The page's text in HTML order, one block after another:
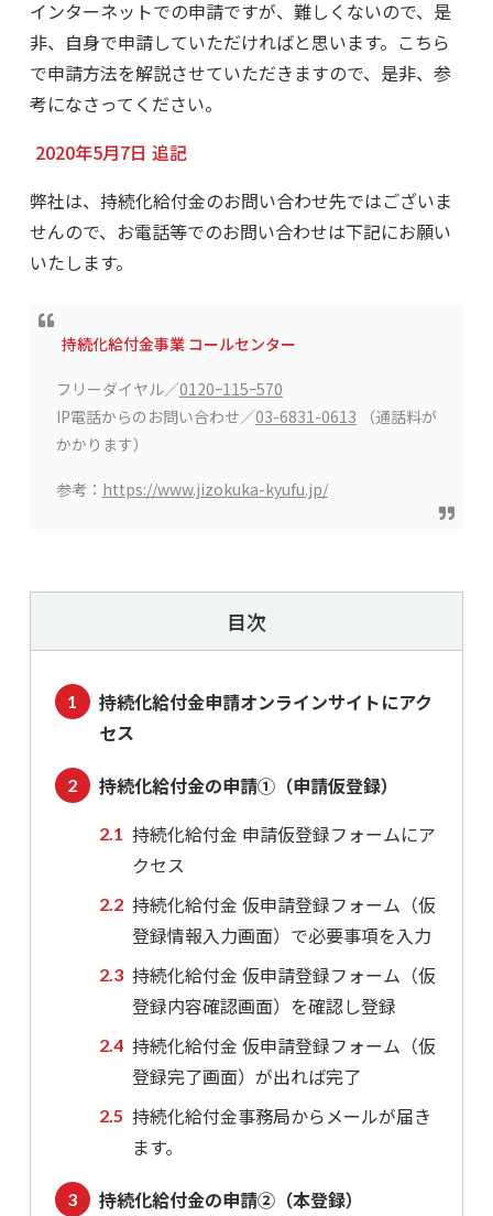
インターネットでの申請ですが、難しくないので、是
非、自身で申請していただければと思います。こちら
で申請方法を解説させていただきますので、是非、参
考になさってください。
2020年5月7日 追記
弊社は、持続化給付金のお問い合わせ先ではございま
せんので、お電話等でのお問い合わせは下記にお願い
いたします。
持続化給付金事業 コールセンター
フリーダイヤル／0120ｰ115ｰ570
IP電話からのお問い合わせ／03-6831-0613 （通話料が
かかります）
参考： https://www.jizokuka-kyufu.jp/
目次
持続化給付金申請オンラインサイトにアク
セス
持続化給付金の申請①（申請仮登録）
持続化給付金 申請仮登録フォームにア
クセス
持続化給付金 仮申請登録フォーム（仮
登録情報入力画面）で必要事項を入力
持続化給付金 仮申請登録フォーム（仮
登録内容確認画面）を確認し登録
持続化給付金 仮申請登録フォーム（仮
登録完了画面）が出れば完了
持続化給付金事務局からメールが届き
ます。
持続化給付金の申請②（本登録）